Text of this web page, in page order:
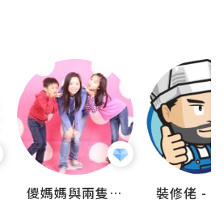
儍媽媽與兩隻小魔怪之家